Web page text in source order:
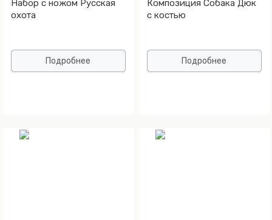
Набор с ножом Русская
охота
Подробнее
Композиция Собака Дюк
с костью
Подробнее